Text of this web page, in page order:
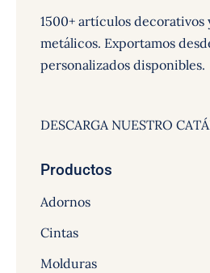
1500+ artículos decorativos
metálicos. Exportamos
personalizados disponibles.
DESCARGA NUESTRO
Productos
Adornos
Cintas
Molduras